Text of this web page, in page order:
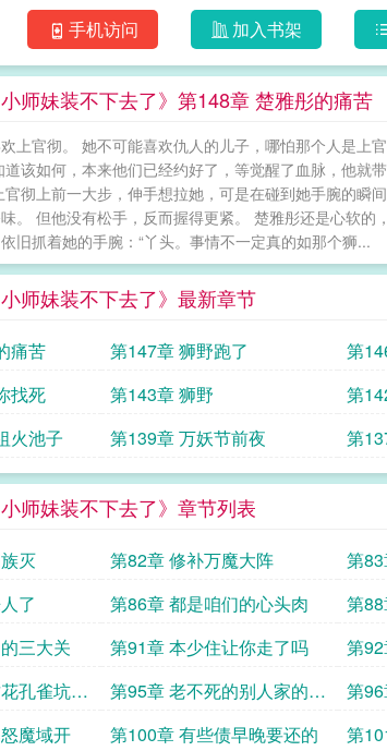
然毒舌腹黑，让大师兄赵浮云怀疑她中了邪
的方法。而她们不知道的是，一场涉及修仙
恰好成了搅乱棋局
手机访问 加入书架
小师妹装不下去了》第148章 楚雅彤的痛苦
上官彻。 她不可能喜欢仇人的儿子，哪怕那个人是上
该如何，本来他们已经约好了，等觉醒了血脉，他就
彻上前一大步，伸手想拉她，可是在碰到她手腕的瞬
。 但他没有松手，反而握得更紧。 楚雅彤还是心软的
旧抓着她的手腕：“丫头。事情不一定真的如那个狮...
小师妹装不下去了》最新章节
痛苦 第147章 狮野跑了 第
找死
第143章 狮野
第
血脉
火池子
第139章 万妖节前夜 第
师妹装不下去了》章节列表
灭 第82章 修补万魔大阵 第
了
第86章 都是咱们的心头肉 第
三大关
第91章 本少住让你走了吗 第
孔雀坑了
第95章 老不死的别人家的事
你管得倒宽
第
魔域开
第100章 有些债早晚要还的
第